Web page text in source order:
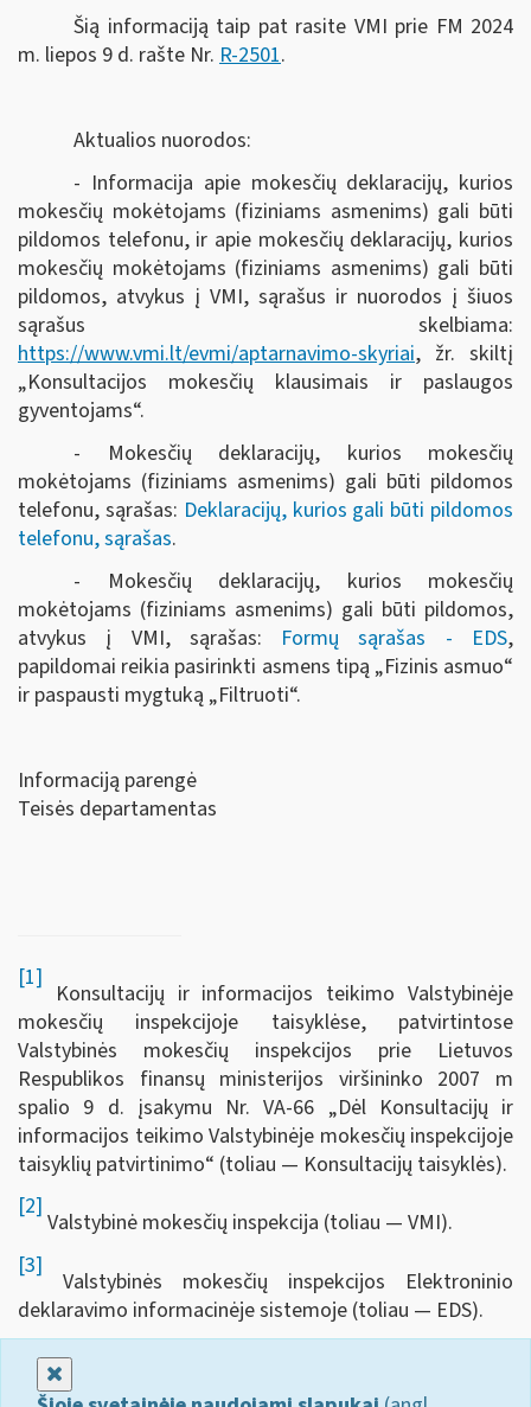
Šią informaciją taip pat rasite VMI prie FM 2024
m. liepos 9 d. rašte Nr. R-2501.
Aktualios nuorodos:
- Informacija apie mokesčių deklaracijų, kurios
mokesčių mokėtojams (fiziniams asmenims) gali būti
pildomos telefonu, ir apie mokesčių deklaracijų, kurios
mokesčių mokėtojams (fiziniams asmenims) gali būti
pildomos, atvykus į VMI, sąrašus ir nuorodos į šiuos
sąrašus skelbiama:
https://www.vmi.lt/evmi/aptarnavimo-skyriai, žr. skiltį
„Konsultacijos mokesčių klausimais ir paslaugos
gyventojams“.
- Mokesčių deklaracijų, kurios mokesčių
mokėtojams (fiziniams asmenims) gali būti pildomos
telefonu, sąrašas: Deklaracijų, kurios gali būti pildomos
telefonu, sąrašas.
- Mokesčių deklaracijų, kurios mokesčių
mokėtojams (fiziniams asmenims) gali būti pildomos,
atvykus į VMI, sąrašas: Formų sąrašas - EDS,
papildomai reikia pasirinkti asmens tipą „Fizinis asmuo“
ir paspausti mygtuką „Filtruoti“.
Informaciją parengė
Teisės departamentas
[1]
Konsultacijų ir informacijos teikimo Valstybinėje
mokesčių inspekcijoje taisyklėse, patvirtintose
Valstybinės mokesčių inspekcijos prie Lietuvos
Respublikos finansų ministerijos viršininko 2007 m
spalio 9 d. įsakymu Nr. VA-66 „Dėl Konsultacijų ir
informacijos teikimo Valstybinėje mokesčių inspekcijoje
taisyklių patvirtinimo“ (toliau — Konsultacijų taisyklės).
[2]
Valstybinė mokesčių inspekcija (toliau — VMI).
[3]
Valstybinės mokesčių inspekcijos Elektroninio
deklaravimo informacinėje sistemoje (toliau — EDS).